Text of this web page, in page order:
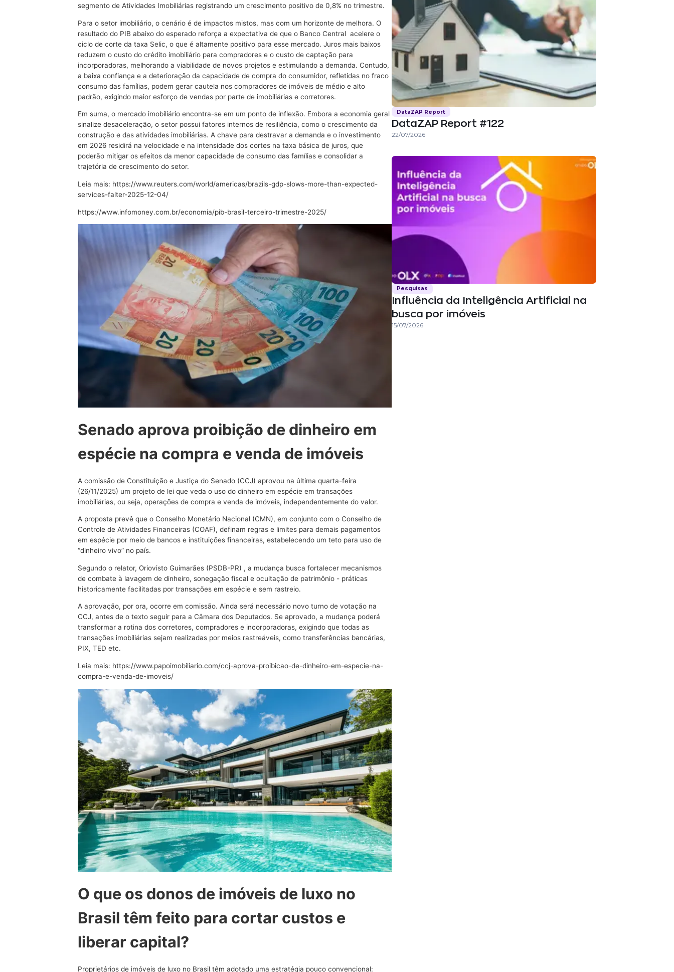
segmento de Atividades Imobiliárias registrando um crescimento positivo de 0,8% no trimestre.
Para o setor imobiliário, o cenário é de impactos mistos, mas com um horizonte de melhora. O
resultado do PIB abaixo do esperado reforça a expectativa de que o Banco Central acelere o
ciclo de corte da taxa Selic, o que é altamente positivo para esse mercado. Juros mais baixos
reduzem o custo do crédito imobiliário para compradores e o custo de captação para
incorporadoras, melhorando a viabilidade de novos projetos e estimulando a demanda. Contudo,
a baixa confiança e a deterioração da capacidade de compra do consumidor, refletidas no fraco
consumo das famílias, podem gerar cautela nos compradores de imóveis de médio e alto
padrão, exigindo maior esforço de vendas por parte de imobiliárias e corretores.
Em suma, o mercado imobiliário encontra-se em um ponto de inflexão. Embora a economia geral
sinalize desaceleração, o setor possui fatores internos de resiliência, como o crescimento da
construção e das atividades imobiliárias. A chave para destravar a demanda e o investimento
em 2026 residirá na velocidade e na intensidade dos cortes na taxa básica de juros, que
poderão mitigar os efeitos da menor capacidade de consumo das famílias e consolidar a
trajetória de crescimento do setor.
Leia mais: https://www.reuters.com/world/americas/brazils-gdp-slows-more-than-expected-
services-falter-2025-12-04/
https://www.infomoney.com.br/economia/pib-brasil-terceiro-trimestre-2025/
Senado aprova proibição de dinheiro em
espécie na compra e venda de imóveis
A comissão de Constituição e Justiça do Senado (CCJ) aprovou na última quarta-feira
(26/11/2025) um projeto de lei que veda o uso do dinheiro em espécie em transações
imobiliárias, ou seja, operações de compra e venda de imóveis, independentemente do valor.
A proposta prevê que o Conselho Monetário Nacional (CMN), em conjunto com o Conselho de
Controle de Atividades Financeiras (COAF), definam regras e limites para demais pagamentos
em espécie por meio de bancos e instituições financeiras, estabelecendo um teto para uso de
“dinheiro vivo” no país.
Segundo o relator, Oriovisto Guimarães (PSDB-PR) , a mudança busca fortalecer mecanismos
de combate à lavagem de dinheiro, sonegação fiscal e ocultação de patrimônio - práticas
historicamente facilitadas por transações em espécie e sem rastreio.
A aprovação, por ora, ocorre em comissão. Ainda será necessário novo turno de votação na
CCJ, antes de o texto seguir para a Câmara dos Deputados. Se aprovado, a mudança poderá
transformar a rotina dos corretores, compradores e incorporadoras, exigindo que todas as
transações imobiliárias sejam realizadas por meios rastreáveis, como transferências bancárias,
PIX, TED etc.
Leia mais: https://www.papoimobiliario.com/ccj-aprova-proibicao-de-dinheiro-em-especie-na-
compra-e-venda-de-imoveis/
O que os donos de imóveis de luxo no
Brasil têm feito para cortar custos e
liberar capital?
Proprietários de imóveis de luxo no Brasil têm adotado uma estratégia pouco convencional:
DataZAP Report
DataZAP Report #122
22/07/2026
Pesquisas
Influência da Inteligência Artificial na
busca por imóveis
15/07/2026